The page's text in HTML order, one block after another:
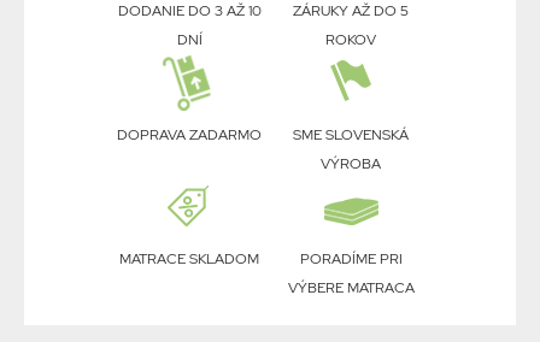
DODANIE DO 3 AŽ 10
DNÍ
ZÁRUKY AŽ DO 5
ROKOV
DOPRAVA ZADARMO
SME SLOVENSKÁ
VÝROBA
MATRACE SKLADOM
PORADÍME PRI
VÝBERE MATRACA